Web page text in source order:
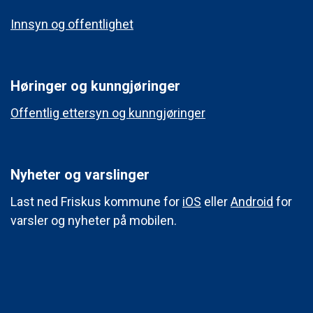
Innsyn og offentlighet
Høringer og kunngjøringer
Offentlig ettersyn og kunngjøringer
Nyheter og varslinger
Last ned Friskus kommune for iOS ellerAndroid for
varsler og nyheter på mobilen.